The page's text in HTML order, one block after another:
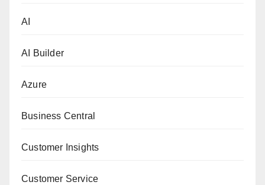
AI
AI Builder
Azure
Business Central
Customer Insights
Customer Service